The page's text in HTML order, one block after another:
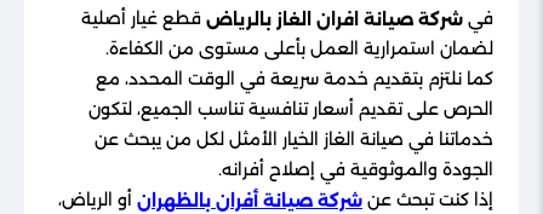
في شركة صيانة افران الغاز بالرياض قطع غيار أصلية
لضمان استمرارية العمل بأعلى مستوى من الكفاءة.
كما نلتزم بتقديم خدمة سريعة في الوقت المحدد، مع
الحرص على تقديم أسعار تنافسية تناسب الجميع، لتكون
خدماتنا في صيانة الغاز الخيار الأمثل لكل من يبحث عن
الجودة والموثوقية في إصلاح أفرانه.
إذا كنت تبحث عن شركة صيانة أفران بالظهران أو الرياض،